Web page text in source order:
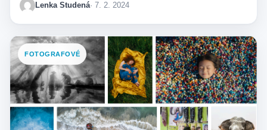
Lenka Studená· 7. 2. 2024
FOTOGRAFOVÉ